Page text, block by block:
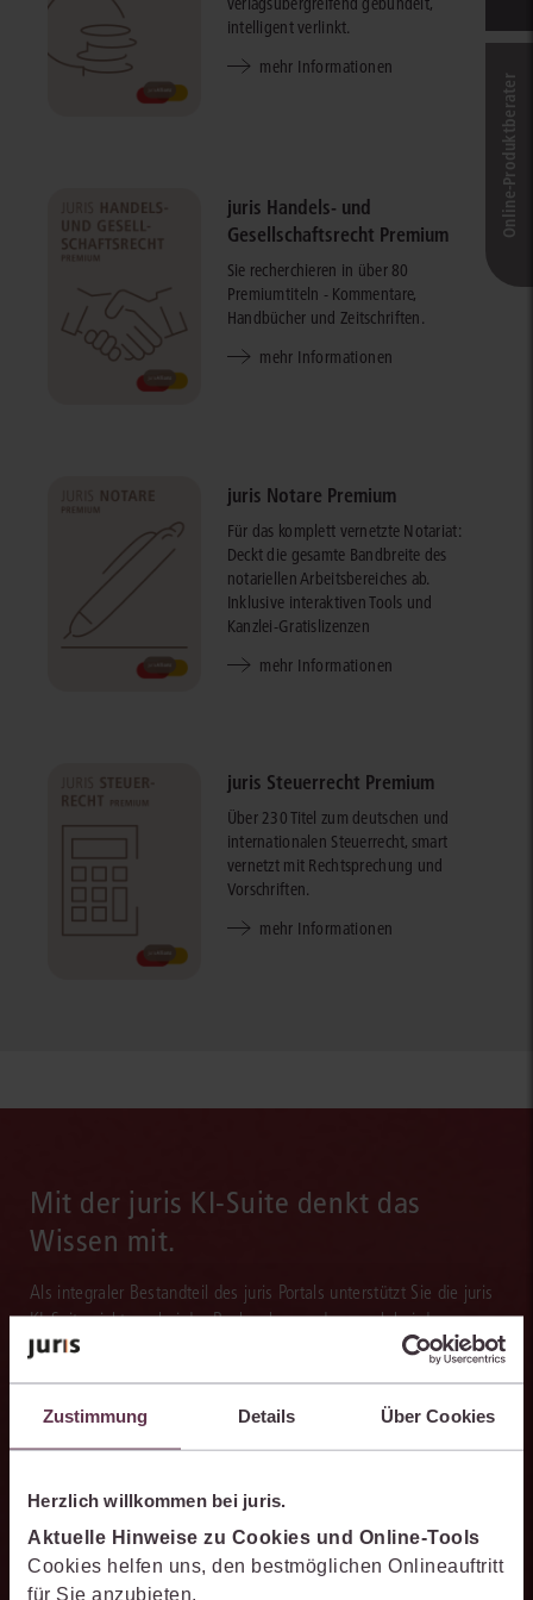
Zustimmung Details Über Cookies
Herzlich willkommen bei juris.
Aktuelle Hinweise zu Cookies und Online-Tools
Cookies helfen uns, den bestmöglichen Onlineauftritt
für Sie anzubieten.
intelligent verlinkt.
mehr Informationen
juris Handels- und
Gesellschaftsrecht Premium
Sie recherchieren in über 80
Premiumtiteln - Kommentare,
Handbücher und Zeitschriften.
mehr Informationen
juris Notare Premium
Für das komplett vernetzte Notariat:
Deckt die gesamte Bandbreite des
notariellen Arbeitsbereiches ab.
Inklusive interaktiven Tools und
Kanzlei-Gratislizenzen
mehr Informationen
juris Steuerrecht Premium
Über 230 Titel zum deutschen und
internationalen Steuerrecht, smart
vernetzt mit Rechtsprechung und
Vorschriften.
mehr Informationen
Mit der juris KI-Suite denkt das
Wissen mit.
Als integraler Bestandteil des juris Portals unterstützt Sie die juris
KI-Suite nicht nur bei der Recherche, sondern auch bei der
Weiterverarbeitung der Ergebnisse. Sie hilft, bei juristischen
einzuordnen, Argumentationen transparent zu belegen und mit
darauf aufbauenden Textentwürfen viel Zeit zu sparen.
Effizienter recherchieren
Online-Produkt­berater